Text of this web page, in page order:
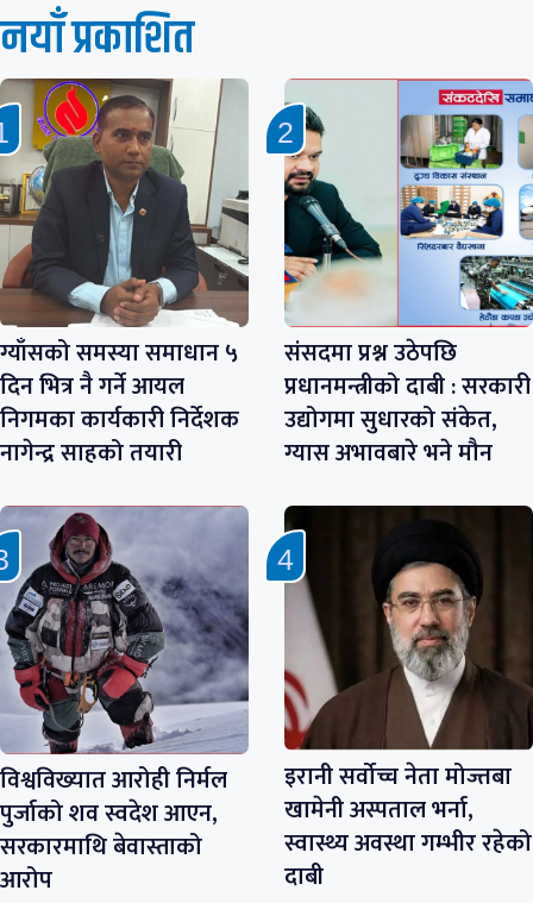
नयाँ प्रकाशित
ग्याँसको समस्या समाधान ५
दिन भित्र नै गर्ने आयल
निगमका कार्यकारी निर्देशक
नागेन्द्र साहको तयारी
संसदमा प्रश्न उठेपछि
प्रधानमन्त्रीको दाबी : सरकारी
उद्योगमा सुधारको संकेत,
ग्यास अभावबारे भने मौन
विश्वविख्यात आरोही निर्मल
पुर्जाको शव स्वदेश आएन,
सरकारमाथि बेवास्ताको
आरोप
इरानी सर्वोच्च नेता मोज्तबा
खामेनी अस्पताल भर्ना,
स्वास्थ्य अवस्था गम्भीर रहेको
दाबी